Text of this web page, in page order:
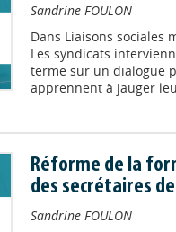
Sandrine FOULON
Dans Liaisons sociales
Les syndicats
terme sur un dialogue
apprennent à jauger
Réforme de la
des secrétaires de
Sandrine FOULON